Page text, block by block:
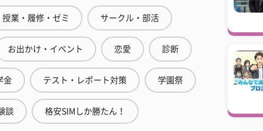
授業・履修・ゼミ サークル・部活
お出かけ・イベント 恋愛 診断
金 テスト・レポート対策 学園祭
談 格安SIMしか勝たん！